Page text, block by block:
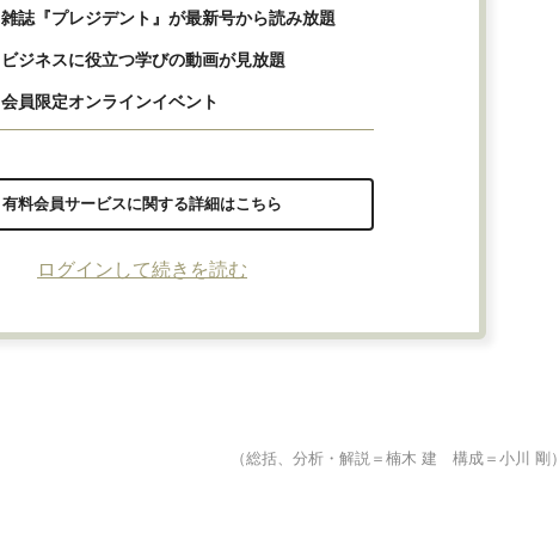
雑誌『プレジデント』が最新号から読み放題
ビジネスに役立つ学びの動画が見放題
会員限定オンラインイベント
有料会員サービスに関する詳細はこちら
ログインして続きを読む
（総括、分析・解説＝楠木 建 構成＝小川 剛）